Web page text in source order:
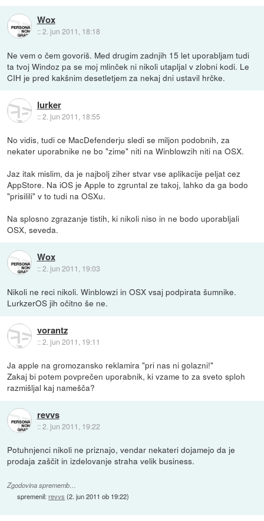
Wox
::2. jun 2011, 18:18
Ne vem o čem govoriš. Med drugim zadnjih 15 let uporabljam tudi
ta tvoj Windoz pa se moj mlinček ni nikoli utapljal v zlobni kodi. Le
CIH je pred kakšnim desetletjem za nekaj dni ustavil hrčke.
lurker
::2. jun 2011, 18:55
No vidis, tudi ce MacDefenderju sledi se miljon podobnih, za
nekater uporabnike ne bo "zime" niti na Winblowzih niti na OSX.
Jaz itak mislim, da je najbolj ziher stvar vse aplikacije peljat cez
AppStore. Na iOS je Apple to zgruntal ze takoj, lahko da ga bodo
"prisilili" v to tudi na OSXu.
Na splosno zgrazanje tistih, ki nikoli niso in ne bodo uporabljali
OSX, seveda.
Wox
::2. jun 2011, 19:03
Nikoli ne reci nikoli. Winblowzi in OSX vsaj podpirata šumnike.
LurkzerOS jih očitno še ne.
vorantz
::2. jun 2011, 19:11
Ja apple na gromozansko reklamira "pri nas ni golazni!"
Zakaj bi potem povprečen uporabnik, ki vzame to za sveto sploh
razmišljal kaj namešča?
revvs
::2. jun 2011, 19:22
Potuhnjenci nikoli ne priznajo, vendar nekateri dojamejo da je
prodaja zaščit in izdelovanje straha velik business.
Zgodovina sprememb…
spremenil:revvs (2. jun 2011 ob 19:22)